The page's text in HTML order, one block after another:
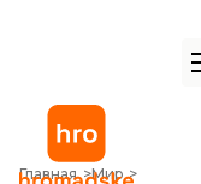
Главная Мир
Визит Зеленского в